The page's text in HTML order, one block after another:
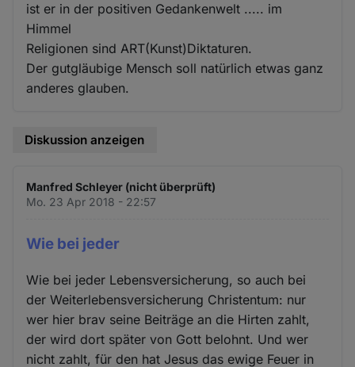
ist er in der positiven Gedankenwelt ..... im
Himmel
Religionen sind ART(Kunst)Diktaturen.
Der gutgläubige Mensch soll natürlich etwas ganz
anderes glauben.
Diskussion anzeigen
Manfred Schleyer (nicht überprüft)
Mo. 23 Apr 2018 - 22:57
Wie bei jeder
Wie bei jeder Lebensversicherung, so auch bei
der Weiterlebensversicherung Christentum: nur
wer hier brav seine Beiträge an die Hirten zahlt,
der wird dort später von Gott belohnt. Und wer
nicht zahlt, für den hat Jesus das ewige Feuer in